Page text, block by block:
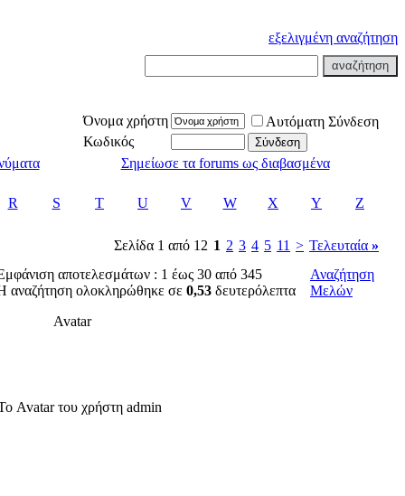
εξελιγμένη αναζήτηση
Όνομα χρήστη
Αυτόματη Σύνδεση
Κωδικός
Σημείωσε τα forums ως διαβασμένα
R S T U V W X Y Z
Σελίδα 1 από 12 1 2 3 4 5 11 > Τελευταία »
αποτελεσμάτων : 1 έως 30 από 345
αναζήτηση ολοκληρώθηκε σε 0,53 δευτερόλεπτα
Αναζήτηση
Μελών
Avatar